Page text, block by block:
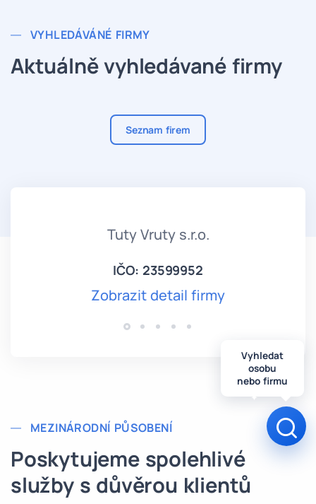
VYHLEDÁVÁNÉ FIRMY
Aktuálně vyhledávané firmy
Seznam firem
Tuty Vruty s.r.o.
IČO: 23599952
Zobrazit detail firmy
MEZINÁRODNÍ PŮSOBENÍ
Poskytujeme spolehlivé
služby s důvěrou klientů
Vyhledat
osobu
nebo firmu